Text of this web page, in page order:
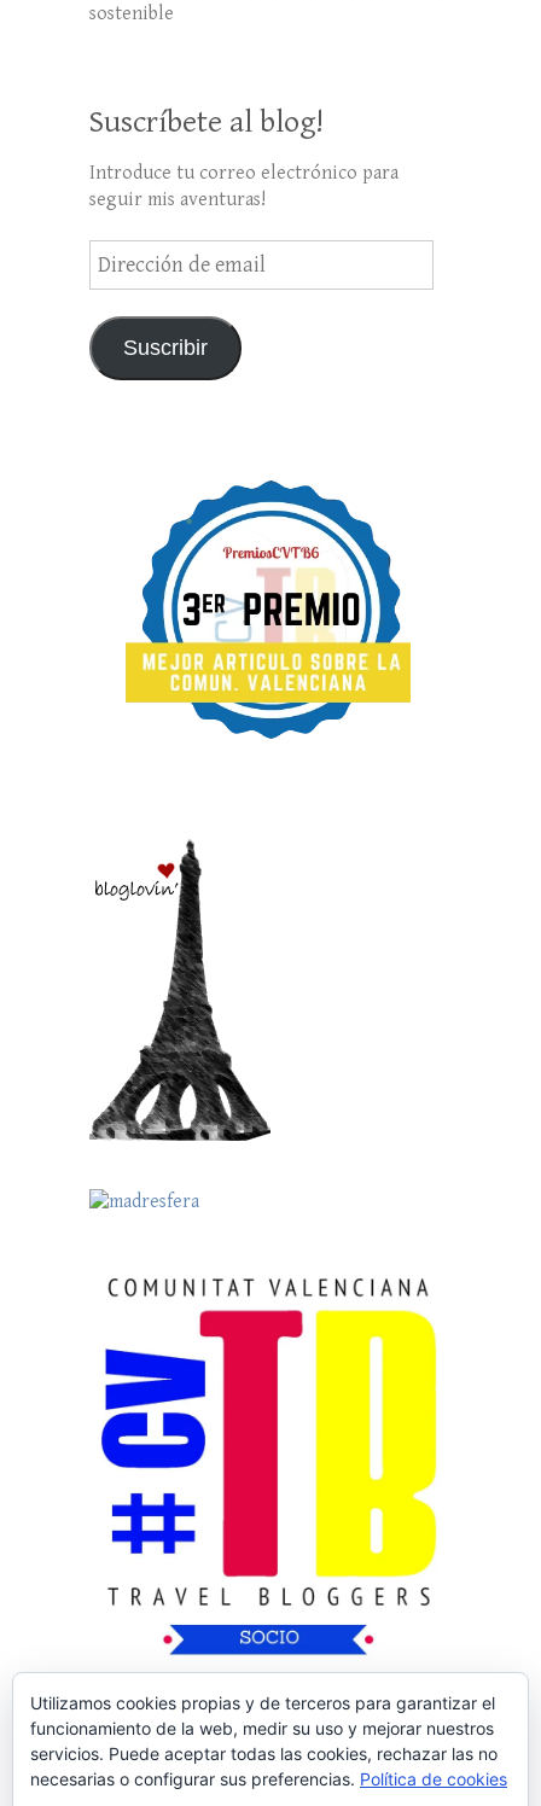
sostenible
Suscríbete al blog!
Introduce tu correo electrónico para
seguir mis aventuras!
Dirección
de
Suscribir
Utilizamos cookies propias y de terceros para garantizar el
funcionamiento de la web, medir su uso y mejorar nuestros
servicios. Puede aceptar todas las cookies, rechazar las no
necesarias o configurar sus preferencias. Política de cookies